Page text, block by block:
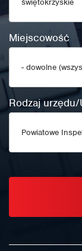
świętokrzyskie
Miejscowość
- dowolne
Rodzaj urzędu/
Powiatowe